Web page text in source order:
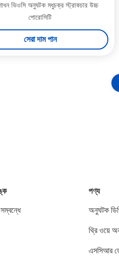
ভিওসি অনুঘটক মধুচক্র স্ট্রাকচার উচ্চ
পোরোসিটি
সেরা দাম পান
পণ্য
অনুঘটক
থ্রি ওয়ে
এসসিআর